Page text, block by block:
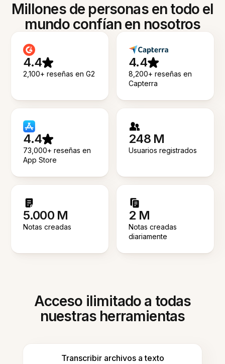
Millones de personas en todo el
mundo confían en nosotros
4.4
2,100+ reseñas en G2
4.4
8,200+ reseñas en
Capterra
4.4
73,000+ reseñas en
App Store
248 M
Usuarios registrados
5.000 M
Notas creadas
2 M
Notas creadas
diariamente
Acceso ilimitado a todas
nuestras herramientas
Transcribir archivos a texto